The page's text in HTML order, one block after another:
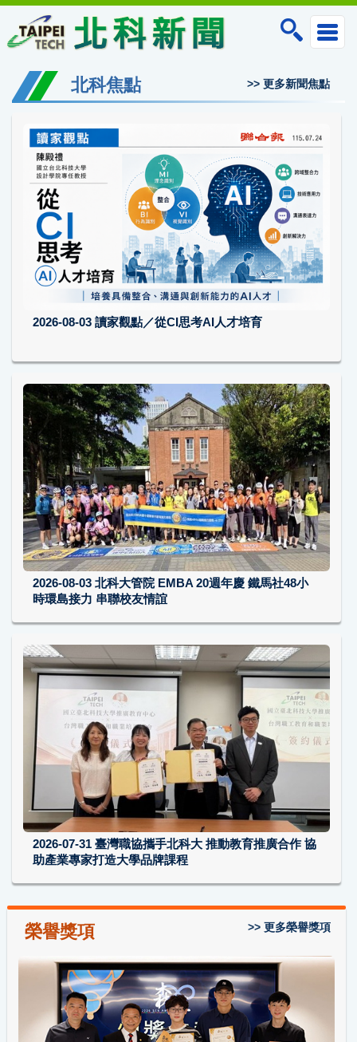
主
區
北科焦點
2026-08-03讀家觀點／從CI思考AI人才培育
2026-08-03北科大管院 EMBA 20週年慶 鐵馬社48小
時環島接力 串聯校友情誼
2026-07-31臺灣職協攜手北科大 推動教育推廣合作 協
助產業專家打造大學品牌課程
>> 更多新聞焦點
榮譽獎項 >> 更多榮譽獎項